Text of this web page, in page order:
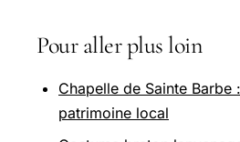
Pour aller plus loin
Chapelle de Sainte Barbe
patrimoine local